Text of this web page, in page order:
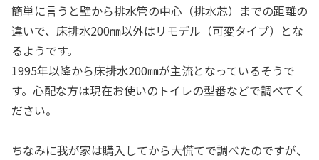
簡単に言うと壁から排水管の中心（排水芯）までの距離の
違いで、床排水200㎜以外はリモデル（可変タイプ）とな
るようです。
1995年以降から床排水200㎜が主流となっているそうで
す。心配な方は現在お使いのトイレの型番などで調べてく
ださい。
ちなみに我が家は購入してから大慌てで調べたのですが、